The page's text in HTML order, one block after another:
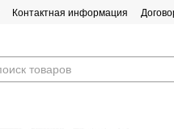
Контактная информация